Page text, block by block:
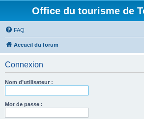
Office du tourisme de
FAQ
Accueil du forum
Connexion
Nom d’utilisateur :
Mot de passe :